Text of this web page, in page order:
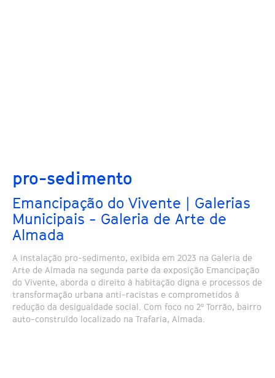
pro-sedimento
Emancipação do Vivente | Galerias
Municipais - Galeria de Arte de
Almada
A instalação pro-sedimento, exibida em 2023 na Galeria de
Arte de Almada na segunda parte da exposição Emancipação
do Vivente, aborda o direito à habitação digna e processos de
transformação urbana anti-racistas e comprometidos à
redução da desigualdade social. Com foco no 2º Torrão, bairro
auto-construído localizado na Trafaria, Almada.